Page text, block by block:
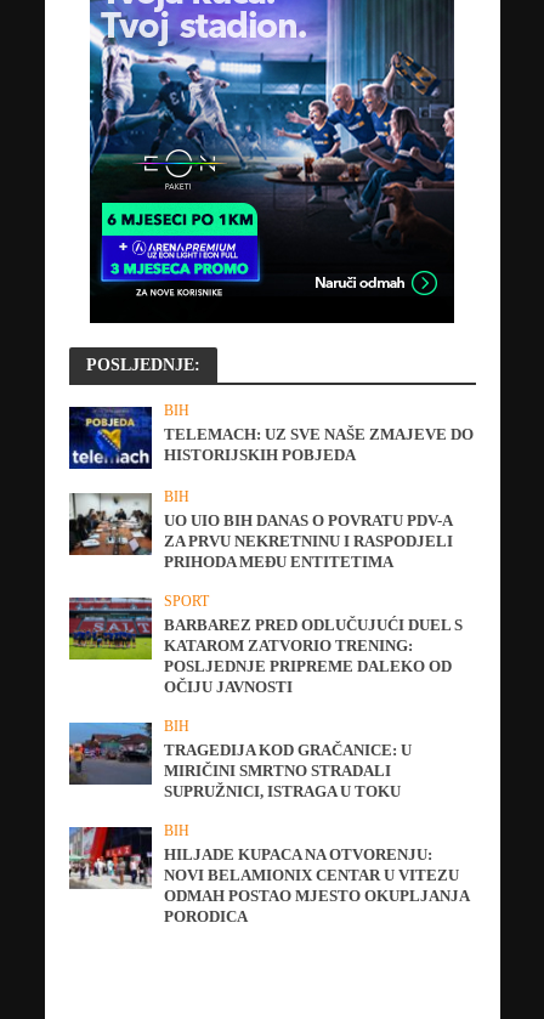
POSLJEDNJE:
BIH
TELEMACH: UZ SVE NAŠE ZMAJEVE DO
HISTORIJSKIH POBJEDA
BIH
UO UIO BIH DANAS O POVRATU PDV-A
ZA PRVU NEKRETNINU I RASPODJELI
PRIHODA MEĐU ENTITETIMA
SPORT
BARBAREZ PRED ODLUČUJUĆI DUEL S
KATAROM ZATVORIO TRENING:
POSLJEDNJE PRIPREME DALEKO OD
OČIJU JAVNOSTI
BIH
TRAGEDIJA KOD GRAČANICE: U
MIRIČINI SMRTNO STRADALI
SUPRUŽNICI, ISTRAGA U TOKU
BIH
HILJADE KUPACA NA OTVORENJU:
NOVI BELAMIONIX CENTAR U VITEZU
ODMAH POSTAO MJESTO OKUPLJANJA
PORODICA